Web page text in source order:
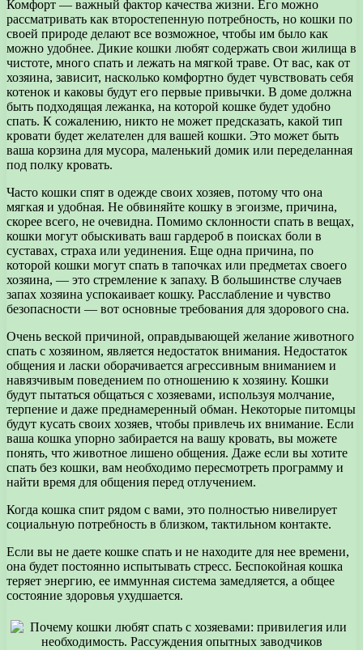
Комфорт — важный фактор качества жизни. Его можно
рассматривать как второстепенную потребность, но кошки по
своей природе делают все возможное, чтобы им было как
можно удобнее. Дикие кошки любят содержать свои жилища в
чистоте, много спать и лежать на мягкой траве. От вас, как от
хозяина, зависит, насколько комфортно будет чувствовать себя
котенок и каковы будут его первые привычки. В доме должна
быть подходящая лежанка, на которой кошке будет удобно
спать. К сожалению, никто не может предсказать, какой тип
кровати будет желателен для вашей кошки. Это может быть
ваша корзина для мусора, маленький домик или переделанная
под полку кровать.
Часто кошки спят в одежде своих хозяев, потому что она
мягкая и удобная. Не обвиняйте кошку в эгоизме, причина,
скорее всего, не очевидна. Помимо склонности спать в вещах,
кошки могут обыскивать ваш гардероб в поисках боли в
суставах, страха или уединения. Еще одна причина, по
которой кошки могут спать в тапочках или предметах своего
хозяина, — это стремление к запаху. В большинстве случаев
запах хозяина успокаивает кошку. Расслабление и чувство
безопасности — вот основные требования для здорового сна.
Очень веской причиной, оправдывающей желание животного
спать с хозяином, является недостаток внимания. Недостаток
общения и ласки оборачивается агрессивным вниманием и
навязчивым поведением по отношению к хозяину. Кошки
будут пытаться общаться с хозяевами, используя молчание,
терпение и даже преднамеренный обман. Некоторые питомцы
будут кусать своих хозяев, чтобы привлечь их внимание. Если
ваша кошка упорно забирается на вашу кровать, вы можете
понять, что животное лишено общения. Даже если вы хотите
спать без кошки, вам необходимо пересмотреть программу и
найти время для общения перед отлучением.
Когда кошка спит рядом с вами, это полностью нивелирует
социальную потребность в близком, тактильном контакте.
Если вы не даете кошке спать и не находите для нее времени,
она будет постоянно испытывать стресс. Беспокойная кошка
теряет энергию, ее иммунная система замедляется, а общее
состояние здоровья ухудшается.